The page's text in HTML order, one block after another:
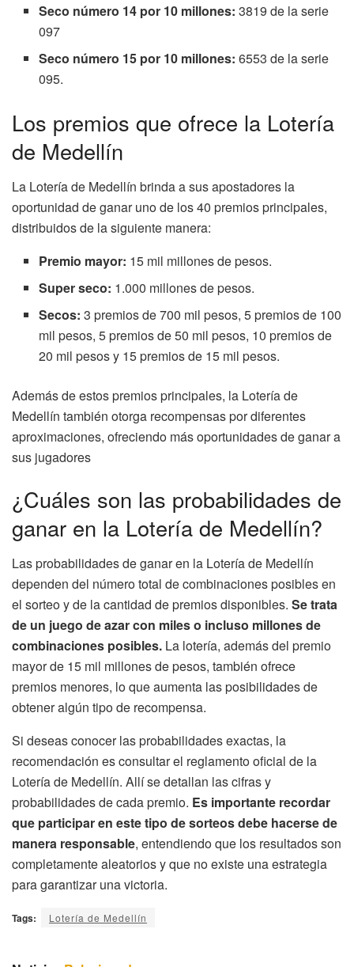
Seco número 14 por 10 millones:3819 de la serie
097
Seco número 15 por 10 millones:6553 de la serie
095.
Los premios que ofrece la Lotería
de Medellín
La Lotería de Medellín brinda a sus apostadores la
oportunidad de ganar uno de los 40 premios principales,
distribuidos de la siguiente manera:
Premio mayor: 15 mil millones de pesos.
Super seco: 1.000 millones de pesos.
Secos:3 premios de 700 mil pesos, 5 premios de 100
mil pesos, 5 premios de 50 mil pesos, 10 premios de
20 mil pesos y 15 premios de 15 mil pesos.
Además de estos premios principales, la Lotería de
Medellín también otorga recompensas por diferentes
aproximaciones, ofreciendo más oportunidades de ganar a
sus jugadores
¿Cuáles son las probabilidades de
ganar en la Lotería de Medellín?
Las probabilidades de ganar en la Lotería de Medellín
dependen del número total de combinaciones posibles en
el sorteo y de la cantidad de premios disponibles. Se trata
de un juego de azar con miles o incluso millones de
combinaciones posibles. La lotería, además del premio
mayor de 15 mil millones de pesos, también ofrece
premios menores, lo que aumenta las posibilidades de
obtener algún tipo de recompensa.
Si deseas conocer las probabilidades exactas, la
recomendación es consultar el reglamento oficial de la
Lotería de Medellín. Allí se detallan las cifras y
probabilidades de cada premio. Es importante recordar
que participar en este tipo de sorteos debe hacerse de
manera responsable, entendiendo que los resultados son
completamente aleatorios y que no existe una estrategia
para garantizar una victoria.
Tags: Lotería de Medellín